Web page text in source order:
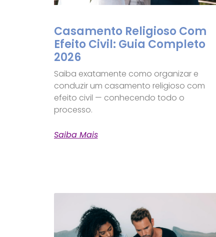
Casamento Religioso Com
Efeito Civil: Guia Completo
2026
Saiba exatamente como organizar e
conduzir um casamento religioso com
efeito civil — conhecendo todo o
processo.
Saiba Mais